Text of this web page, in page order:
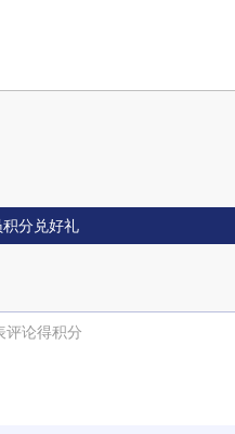
积分兑好礼
评论得积分